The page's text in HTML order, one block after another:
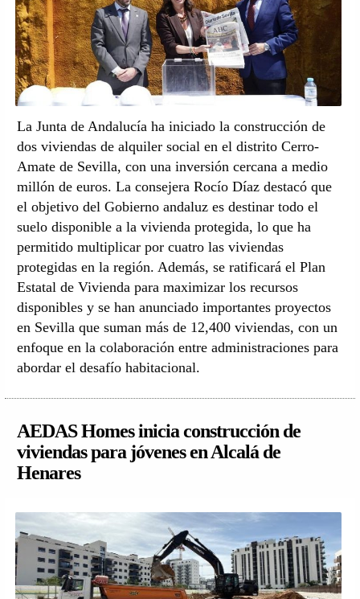
La Junta de Andalucía ha iniciado la construcción de
dos viviendas de alquiler social en el distrito Cerro-
Amate de Sevilla, con una inversión cercana a medio
millón de euros. La consejera Rocío Díaz destacó que
el objetivo del Gobierno andaluz es destinar todo el
suelo disponible a la vivienda protegida, lo que ha
permitido multiplicar por cuatro las viviendas
protegidas en la región. Además, se ratificará el Plan
Estatal de Vivienda para maximizar los recursos
disponibles y se han anunciado importantes proyectos
en Sevilla que suman más de 12,400 viviendas, con un
enfoque en la colaboración entre administraciones para
abordar el desafío habitacional.
AEDAS Homes inicia construcción de
viviendas para jóvenes en Alcalá de
Henares